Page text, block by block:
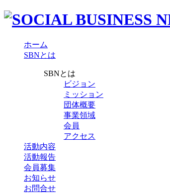
ホーム
SBNとは
SBNとは
ビジョン
ミッション
団体概要
事業領域
会員
アクセス
活動内容
活動報告
会員募集
お知らせ
お問合せ